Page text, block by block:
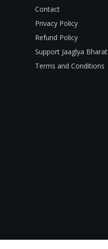
Contact
Privacy Policy
Refund Policy
Support Jaaglya Bharat
Terms and Conditions